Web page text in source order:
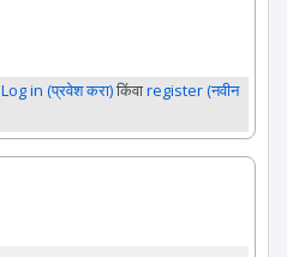
Log in (प्रवेश करा)किंवाregister (नवीन